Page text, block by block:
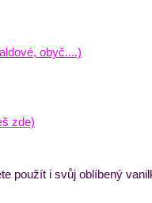
obyč....)
zde)
použít i svůj oblíbený